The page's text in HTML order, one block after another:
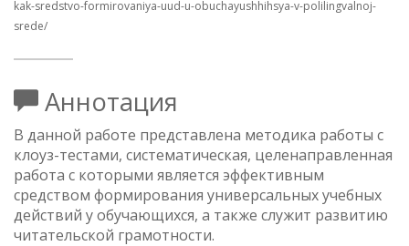
kak-sredstvo-formirovaniya-uud-u-obuchayushhihsya-v-polilingvalnoj-
srede/
Аннотация
В данной работе представлена методика работы с
клоуз-тестами, систематическая, целенаправленная
работа с которыми является эффективным
средством формирования универсальных учебных
действий у обучающихся, а также служит развитию
читательской грамотности.